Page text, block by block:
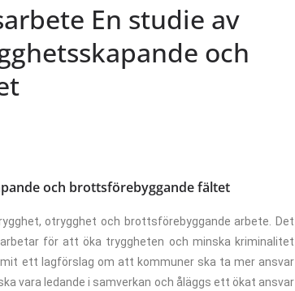
En studie av
och
och brottsförebyggande fältet
otrygghet och brottsförebyggande arbete. Det
för att öka tryggheten och minska kriminalitet
ett lagförslag om att kommuner ska ta mer ansvar
vara ledande i samverkan och åläggs ett ökat ansvar